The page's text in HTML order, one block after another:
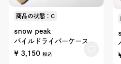
商品の状態：C
snow peak
パイルドライバーケース
¥ 3,150 税込